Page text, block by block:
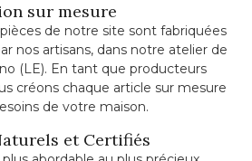
sur mesure
de notre site sont fabriquées
nos artisans, dans notre atelier de
(LE). En tant que producteurs
créons chaque article sur mesure
de votre maison.
et Certifiés